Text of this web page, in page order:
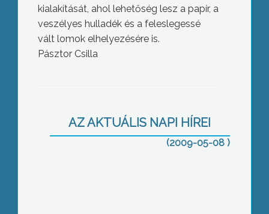
kialakítását, ahol lehetőség lesz a papír, a
veszélyes hulladék és a feleslegessé
vált lomok elhelyezésére is.
Pásztor Csilla
AZ AKTUÁLIS NAPI HÍREI
(2009-05-08 )
LiGA szakszervezet a tervezett
kormányzati megszorító intézkedések
ellen